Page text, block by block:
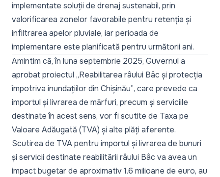
implementate soluții de drenaj sustenabil, prin
valorificarea zonelor favorabile pentru retenția și
infiltrarea apelor pluviale, iar perioada de
implementare este planificată pentru următorii ani.
Amintim că, în luna septembrie 2025, Guvernul a
aprobatproiectul „Reabilitarea râului Bâc și protecția
împotriva inundațiilor din Chișinău”, care prevede ca
importul și livrarea de mărfuri, precum și serviciile
destinate în acest sens, vor fi scutite de Taxa pe
Valoare Adăugată (TVA) și alte plăți aferente.
Scutirea de TVA pentru importul și livrarea de bunuri
și servicii destinate reabilitării râului Bâc va avea un
impact bugetar de aproximativ 1.6 milioane de euro, au